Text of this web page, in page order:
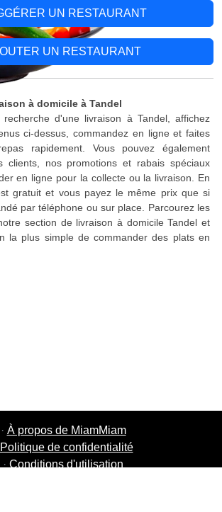
UN RESTAURANT
UN RESTAURANT
à domicile à Tandel
d'une livraison à Tandel, affichez
ci-dessus, commandez en ligne et faites
rapidement. Vous pouvez également
clients, nos promotions et rabais spéciaux
en ligne pour la collecte ou la livraison. En
gratuit et vous payez le même prix que si
par téléphone ou sur place. Parcourez les
section de livraison à domicile Tandel et
la plus simple de commander des plats en
· À propos de MiamMiam
Politique de confidentialité
· Conditions d'utilisation